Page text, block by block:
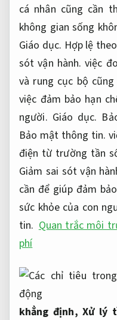
cá nhân cũng cần
không gian sống
Giáo dục. Hợp lệ
sót vận hành. việc
và rung cục bộ
việc đảm bảo hạn
người. Giáo dục.
Bảo mật thông tin.
điện từ trường tần
Giảm sai sót vận
cần để giúp đảm
sức khỏe của con
tin. Quan trắc môi
phí
khẳng định,Xử lý